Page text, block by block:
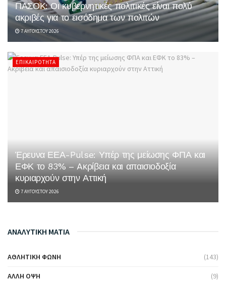
ΠΑΣΟΚ: Οι κυβερνητικές πολιτικές είναι πολύ
ακριβές για το εισόδημα των πολιτών
7 ΑΥΓΟΎΣΤΟΥ 2026
ΕΠΙΚΑΙΡΌΤΗΤΑ
Έρευνα ΕΕΑ-Pulse: Υπέρ της μείωσης ΦΠΑ και
ΕΦΚ το 83% – Aκρίβεια και απαισιοδοξία
κυριαρχούν στην Αττική
7 ΑΥΓΟΎΣΤΟΥ 2026
ΑΝΑΛΥΤΙΚΗ ΜΑΤΙΑ
ΑΘΛΗΤΙΚΉ ΦΩΝΉ (143)
ΆΛΛΗ ΌΨΗ (9)